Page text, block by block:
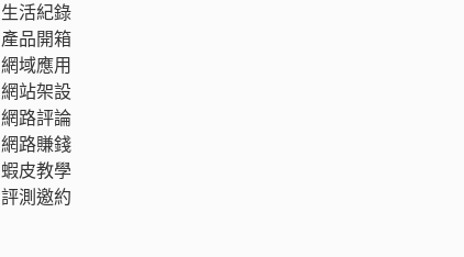
生活紀錄
產品開箱
網域應用
網站架設
網路評論
網路賺錢
蝦皮教學
評測邀約